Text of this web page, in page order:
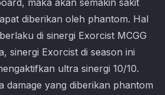
maka akan semakin sakit
diberikan oleh phantom. Hal
di sinergi Exorcist MCGG
sinergi Exorcist di season ini
ultra sinergi 10/10.
damage yang diberikan phantom